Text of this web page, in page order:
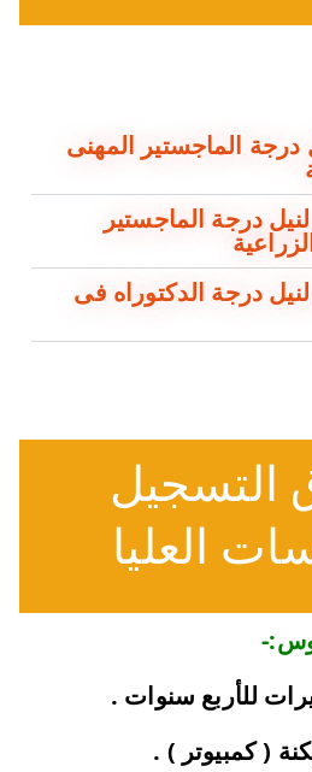
الماجستير المهنى
درجة الماجستير
درجة الدكتوراه فى
التسجيل
العليا